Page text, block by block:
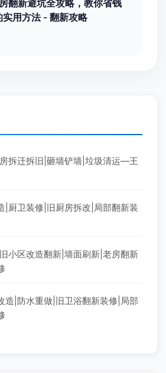
翻新避坑全攻略，教你省钱
用方法 - 翻新攻略
拆迁拆旧|砸墙铲墙|垃圾清运—王
|厨卫装修|旧厨房拆改|局部翻新装
小区改造翻新|墙面刷新|老房翻新
造|防水重做|旧卫浴翻新装修|局部